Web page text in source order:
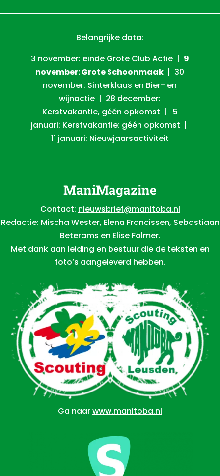
Belangrijke data:
3 november: einde Grote Club Actie | 9
november: Grote Schoonmaak | 30
november: Sinterklaas en Bier- en
wijnactie | 28 december:
Kerstvakantie, géén opkomst | 5
januari: Kerstvakantie: géén opkomst |
11 januari: Nieuwjaarsactiviteit
ManiMagazine
Contact: nieuwsbrief@manitoba.nl
Redactie: Mischa Wester, Elena Francissen, Sebastiaan
Beterams en Elise Folmer.
Met dank aan leiding en bestuur die de teksten en
foto’s aangeleverd hebben.
Ga naarwww.manitoba.nl